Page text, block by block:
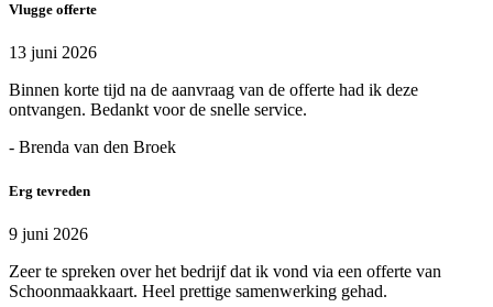
Vlugge offerte
13 juni 2026
Binnen korte tijd na de aanvraag van de offerte had ik deze
ontvangen. Bedankt voor de snelle service.
- Brenda van den Broek
Erg tevreden
9 juni 2026
Zeer te spreken over het bedrijf dat ik vond via een offerte van
Schoonmaakkaart. Heel prettige samenwerking gehad.